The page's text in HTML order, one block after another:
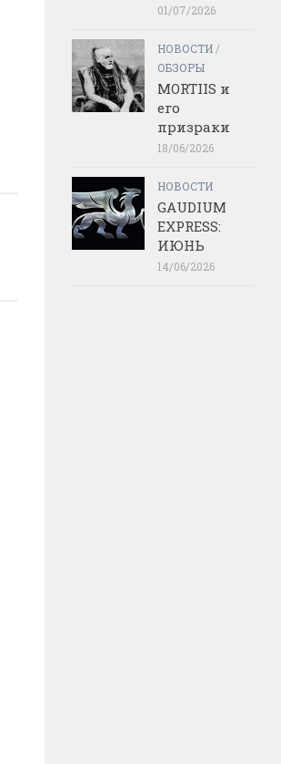
01/07/2026
НОВОСТИ /
ОБЗОРЫ
MORTIIS и
его
призраки
18/06/2026
НОВОСТИ
GAUDIUM
EXPRESS:
ИЮНЬ
14/06/2026